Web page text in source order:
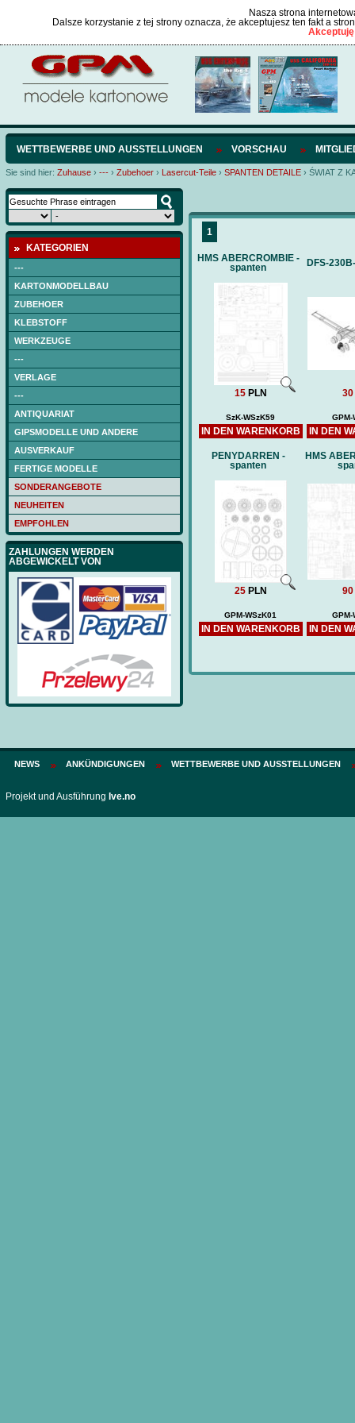
Nasza strona
Dalsze korzystanie z tej strony oznacza, że akceptujesz ten fakt a
WETTBEWERBE UND AUSSTELLUNGEN VORSCHAU
Sie sind hier: Zuhause › --- › Zubehoer › Lasercut-Teile › SPANTEN DETAILE › ŚWIAT Z
KATEGORIEN
---
KARTONMODELLBAU
ZUBEHOER
KLEBSTOFF
WERKZEUGE
---
VERLAGE
---
ANTIQUARIAT
GIPSMODELLE UND ANDERE
AUSVERKAUF
FERTIGE MODELLE
SONDERANGEBOTE
NEUHEITEN
EMPFOHLEN
ZAHLUNGEN WERDEN
ABGEWICKELT VON
1
HMS ABERCROMBIE -
spanten
15 PLN
SzK-WSzK59
IN DEN WARENKORB
DFS-
30
GPM-
IN DEN
PENYDARREN -
spanten
25 PLN
GPM-WSzK01
IN DEN WARENKORB
HMS
90
GPM-
IN DEN
NEWS ANKÜNDIGUNGEN WETTBEWERBE UND AUSSTELLUNGEN
Projekt und Ausführung Ive.no